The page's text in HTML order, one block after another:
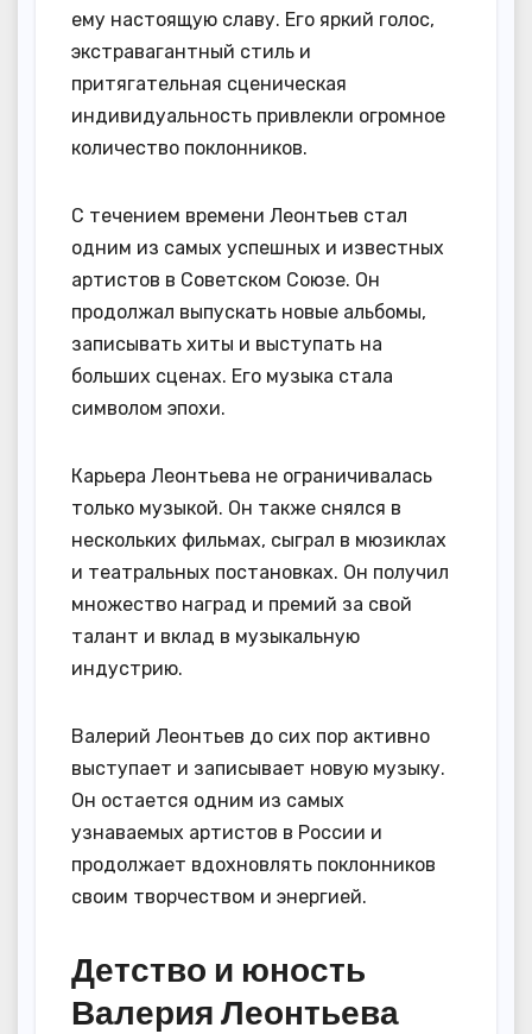
ему настоящую славу. Его яркий голос,
экстравагантный стиль и
притягательная сценическая
индивидуальность привлекли огромное
количество поклонников.
С течением времени Леонтьев стал
одним из самых успешных и известных
артистов в Советском Союзе. Он
продолжал выпускать новые альбомы,
записывать хиты и выступать на
больших сценах. Его музыка стала
символом эпохи.
Карьера Леонтьева не ограничивалась
только музыкой. Он также снялся в
нескольких фильмах, сыграл в мюзиклах
и театральных постановках. Он получил
множество наград и премий за свой
талант и вклад в музыкальную
индустрию.
Валерий Леонтьев до сих пор активно
выступает и записывает новую музыку.
Он остается одним из самых
узнаваемых артистов в России и
продолжает вдохновлять поклонников
своим творчеством и энергией.
Детство и юность
Валерия Леонтьева